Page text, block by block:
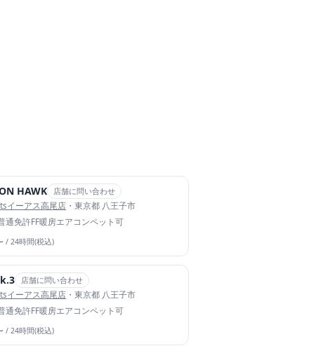
HAWK 店舗に問い合わせ
イーアス高尾店 ・東京都 八王子市
通免許FF暖房エアコンペット可
/ 24時間(税込)
店舗に問い合わせ
イーアス高尾店 ・東京都 八王子市
通免許FF暖房エアコンペット可
/ 24時間(税込)